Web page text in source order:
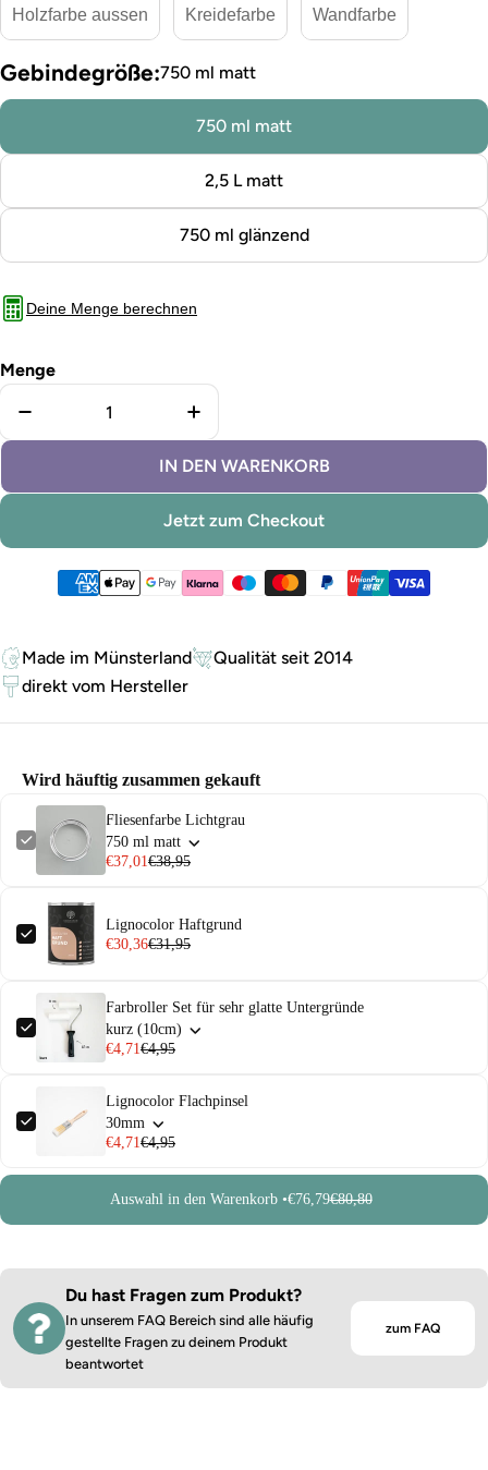
Holzfarbe aussen Kreidefarbe Wandfarbe
Gebindegröße:750 ml matt
750 ml matt
2,5 L matt
750 ml glänzend
Deine Menge berechnen
Menge
Menge für Fliesenfarbe Lichtgrau verringern
Menge für Fliesenfarbe
IN DEN WARENKORB
Jetzt zum Checkout
Zahlungsmethoden
Made im Münsterland
Qualität seit 2014
direkt vom Hersteller
Wird häuftig zusammen gekauft
Fliesenfarbe Lichtgrau
750 ml matt
€37,01€38,95
Lignocolor Haftgrund
€30,36€31,95
Farbroller Set für sehr glatte Untergründe
kurz (10cm)
€4,71€4,95
Lignocolor Flachpinsel
30mm
€4,71€4,95
Auswahl in den Warenkorb •€76,79€80,80
Du hast Fragen zum Produkt?
In unserem FAQ Bereich sind alle häufig
gestellte Fragen zu deinem Produkt
beantwortet
zum FAQ